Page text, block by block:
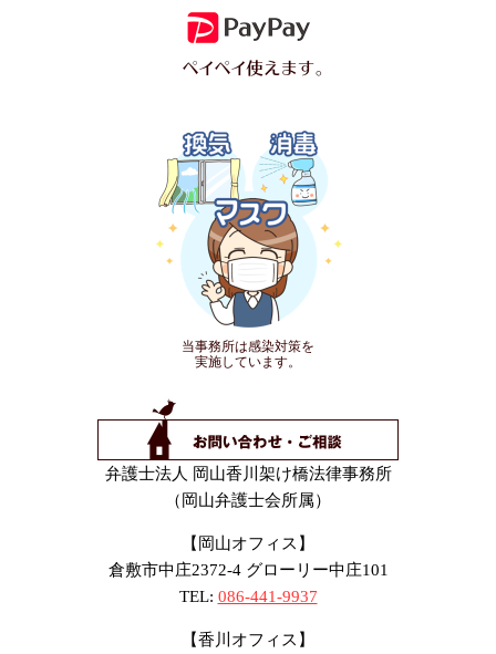
当事務所は感染対策を
実施しています。
弁護士法人 岡山香川架け橋法律事務所
（岡山弁護士会所属）
【岡山オフィス】
倉敷市中庄2372-4 グローリー中庄101
TEL: 086-441-9937
【香川オフィス】